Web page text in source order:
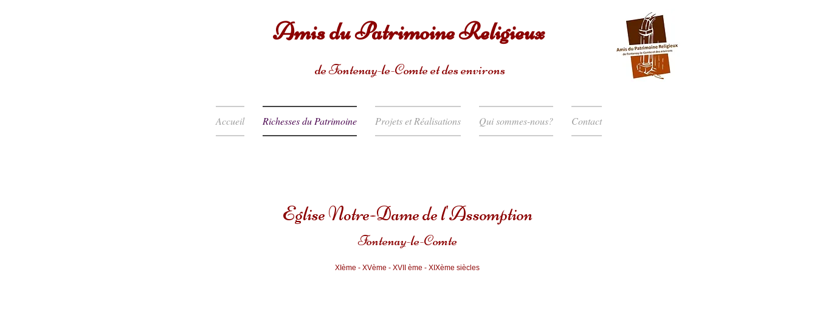
Amis duPatrimoine Religieux
deFontenay-le-Comte et des environs
Accueil Richesses du Patrimoine Projets et Réalisations Qui sommes-nous? Contact
Eglise Notre-Dame de l'Assomption
Fontenay-le-Comte
XIème - XVème - XVII ème - XIXème siècles